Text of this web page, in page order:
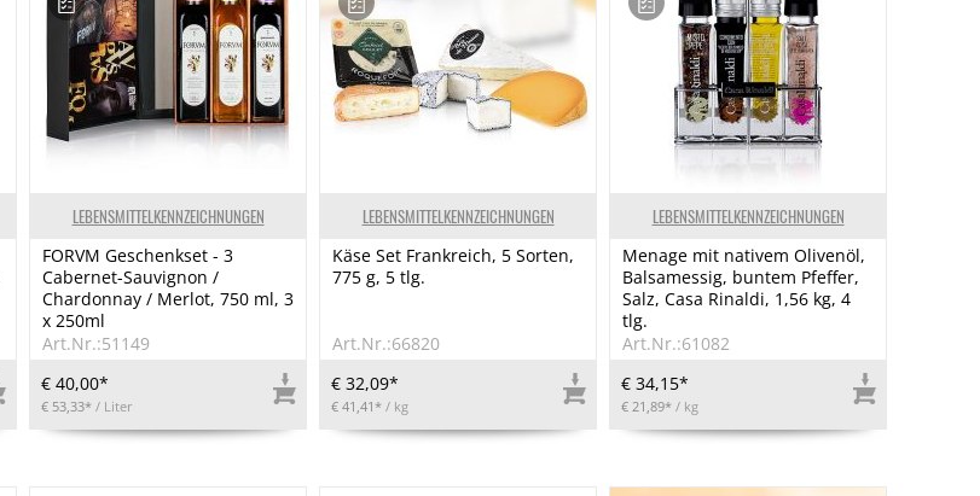
LEBENSMITTELKENNZEICHNUNGEN
FORVM Geschenkset - 3
Cabernet-Sauvignon /
Chardonnay / Merlot, 750 ml, 3
x 250ml
Art.Nr.:51149
€ 40,00*
€ 53,33* / Liter
LEBENSMITTELKENNZEICHNUNGEN
Käse Set Frankreich, 5 Sorten,
775 g, 5 tlg.
Art.Nr.:66820
€ 32,09*
€ 41,41* / kg
LEBENSMITTELKENNZEICHNUNGEN
Menage mit nativem Olivenöl,
Balsamessig, buntem Pfeffer,
Salz, Casa Rinaldi, 1,56 kg, 4
tlg.
Art.Nr.:61082
€ 34,15*
€ 21,89* / kg